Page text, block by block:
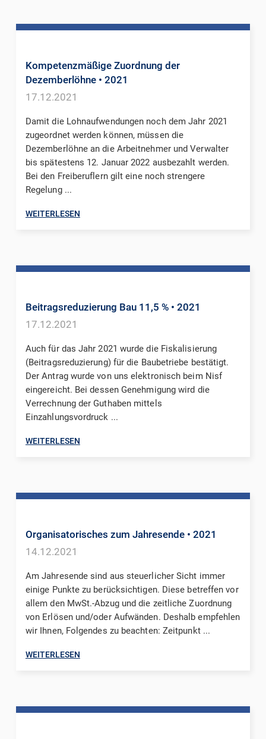
Kompetenzmäßige Zuordnung der
Dezemberlöhne • 2021
17.12.2021
Damit die Lohnaufwendungen noch dem Jahr 2021
zugeordnet werden können, müssen die
Dezemberlöhne an die Arbeitnehmer und Verwalter
bis spätestens 12. Januar 2022 ausbezahlt werden.
Bei den Freiberuflern gilt eine noch strengere
Regelung ...
WEITERLESEN
Beitragsreduzierung Bau 11,5 % • 2021
17.12.2021
Auch für das Jahr 2021 wurde die Fiskalisierung
(Beitragsreduzierung) für die Baubetriebe bestätigt.
Der Antrag wurde von uns elektronisch beim Nisf
eingereicht. Bei dessen Genehmigung wird die
Verrechnung der Guthaben mittels
Einzahlungsvordruck ...
WEITERLESEN
Organisatorisches zum Jahresende • 2021
14.12.2021
Am Jahresende sind aus steuerlicher Sicht immer
einige Punkte zu berücksichtigen. Diese betreffen vor
allem den MwSt.-Abzug und die zeitliche Zuordnung
von Erlösen und/oder Aufwänden. Deshalb empfehlen
wir Ihnen, Folgendes zu beachten: Zeitpunkt ...
WEITERLESEN